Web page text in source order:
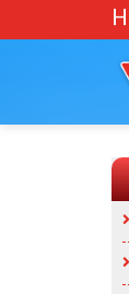
to